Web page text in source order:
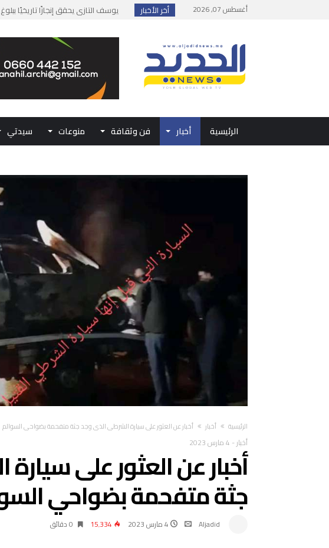
أغسطس 07, 2026 أخر الأخبار
إطلاق حصة إضافية من الدعم
بلاغ من الديوان الملكي...
حفل الولاء بتطوان.. ممثلو جهات
الرئيسية أخبار فن وثقافة منوعات سيدتي
‫الرئيسية‬ أخبار أخبار عن العثور على سيارة الشرطي الذي وجد جثة متفحمة بضواحي السوالم
أخبار- 4 مارس 2023
أخبار عن العثور على
جثة متفحمة بضواحي
Aljadid 4 مارس 2023 15٬334 0 ‫دقائق‬